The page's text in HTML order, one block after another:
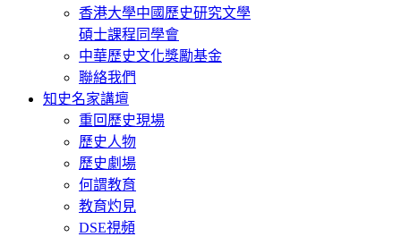
香港大學中國歷史研究文學
碩士課程同學會
中華歷史文化獎勵基金
聯絡我們
知史名家講壇
重回歷史現場
歷史人物
歷史劇場
何謂教育
教育灼見
DSE視頻